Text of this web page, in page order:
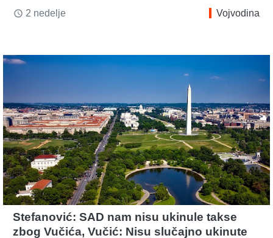
access_time 2 nedelje Vojvodina
Stefanović: SAD nam nisu ukinule takse
zbog Vučića, Vučić: Nisu slučajno ukinute